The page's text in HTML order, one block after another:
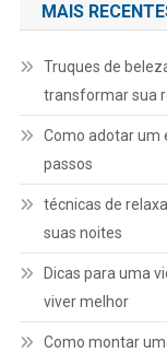
MAIS
Truques de
transformar sua
Como adotar um
passos
técnicas de
suas noites
Dicas para uma
viver melhor
Como montar